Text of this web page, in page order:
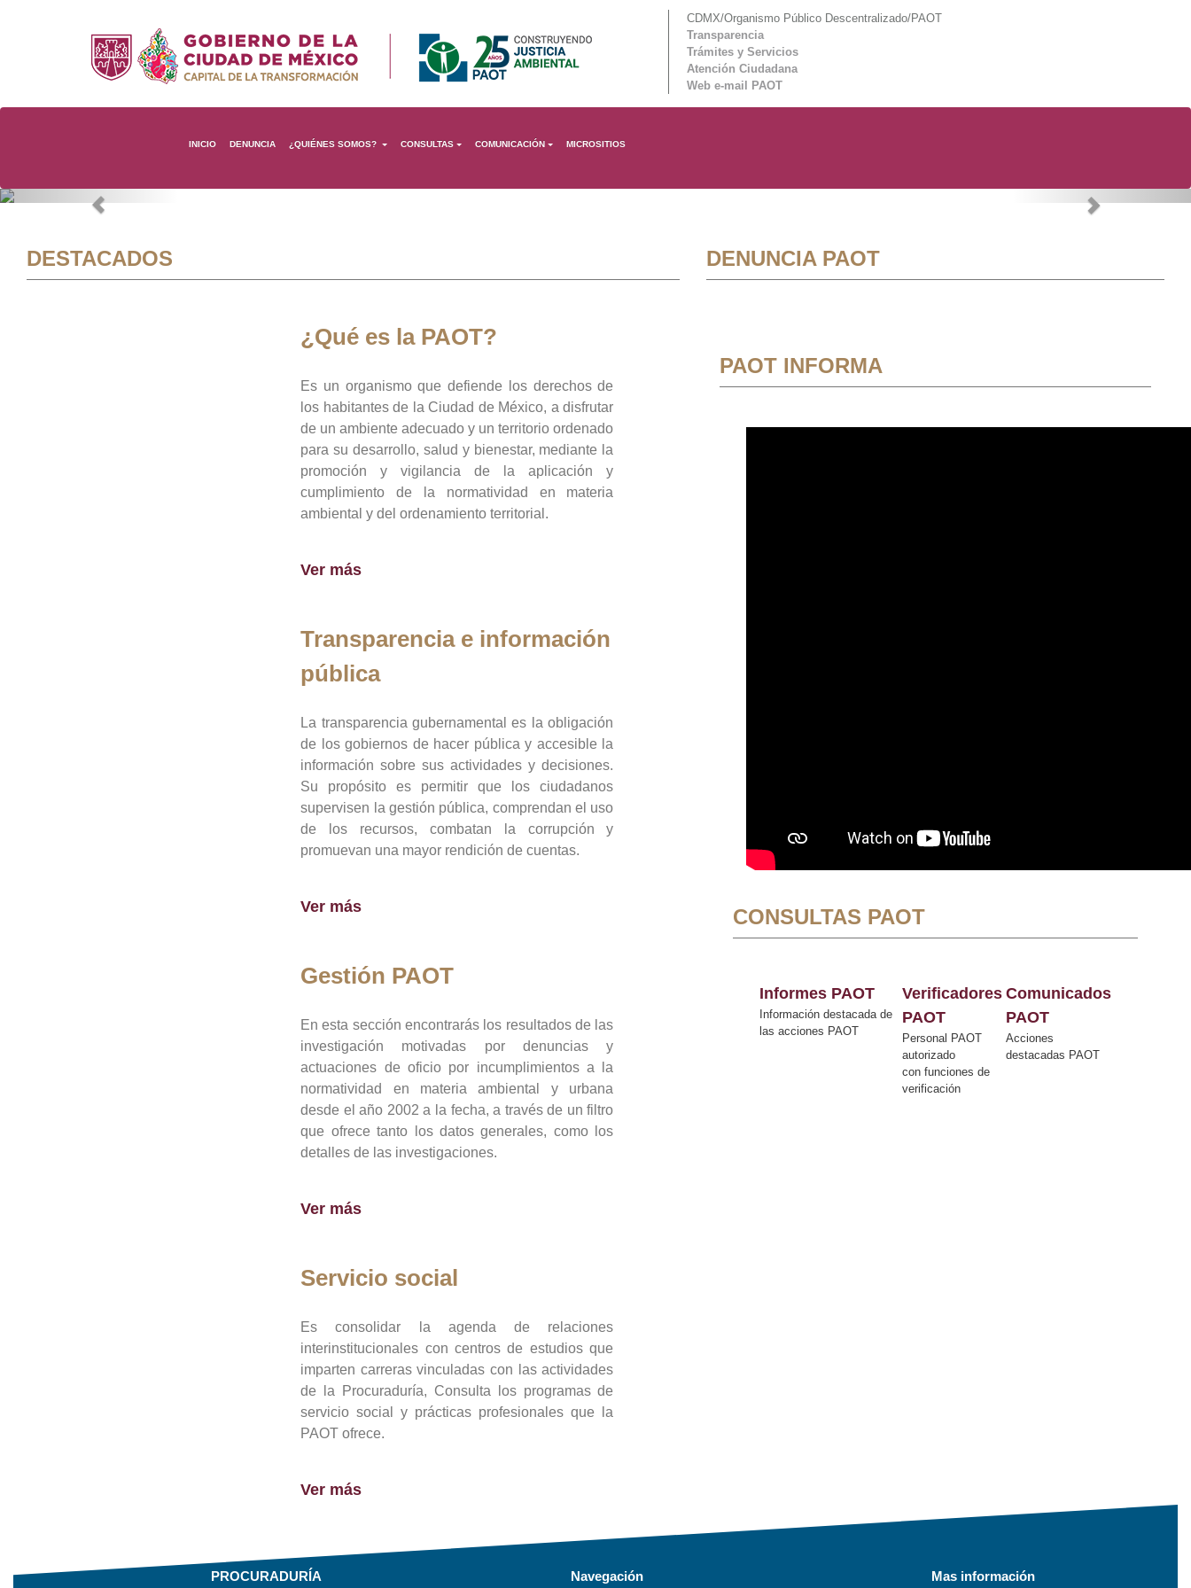
CDMX/Organismo Público Descentralizado/PAOT
Transparencia
Trámites y Servicios
Atención Ciudadana
Web e-mail PAOT
INICIO DENUNCIA ¿QUIÉNES SOMOS? CONSULTAS COMUNICACIÓN MICROSITIOS
Previous Next
DESTACADOS
¿Qué es la PAOT?
Es un organismo que defiende los derechos de
los habitantes de la Ciudad de México, a disfrutar
de un ambiente adecuado y un territorio ordenado
para su desarrollo, salud y bienestar, mediante la
promoción y vigilancia de la aplicación y
cumplimiento de la normatividad en materia
ambiental y del ordenamiento territorial.
Ver más
Transparencia e información
pública
La transparencia gubernamental es la obligación
de los gobiernos de hacer pública y accesible la
información sobre sus actividades y decisiones.
Su propósito es permitir que los ciudadanos
supervisen la gestión pública, comprendan el uso
de los recursos, combatan la corrupción y
promuevan una mayor rendición de cuentas.
Ver más
Gestión PAOT
En esta sección encontrarás los resultados de las
investigación motivadas por denuncias y
actuaciones de oficio por incumplimientos a la
normatividad en materia ambiental y urbana
desde el año 2002 a la fecha, a través de un filtro
que ofrece tanto los datos generales, como los
detalles de las investigaciones.
Ver más
Servicio social
Es consolidar la agenda de relaciones
interinstitucionales con centros de estudios que
imparten carreras vinculadas con las actividades
de la Procuraduría, Consulta los programas de
servicio social y prácticas profesionales que la
PAOT ofrece.
Ver más
DENUNCIA PAOT
PAOT INFORMA
CONSULTAS PAOT
Informes PAOT
Información destacada de
las acciones PAOT
Verificadores
PAOT
Personal PAOT
autorizado
con funciones de
verificación
Comunicados
PAOT
Acciones
destacadas PAOT
PROCURADURÍA Navegación Mas información